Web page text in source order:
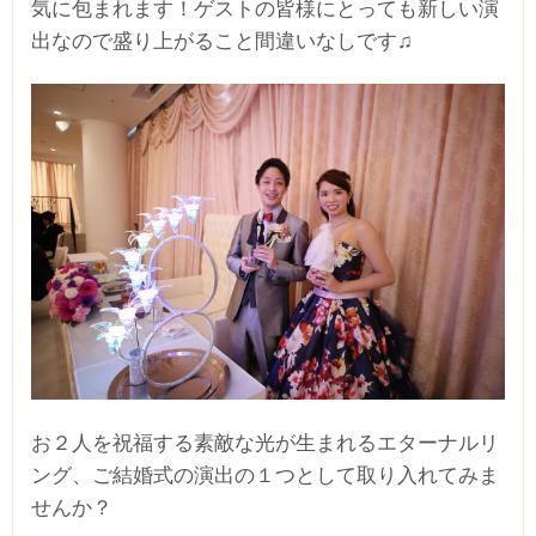
気に包まれます！ゲストの皆様にとっても新しい演
出なので盛り上がること間違いなしです♫
お２人を祝福する素敵な光が生まれるエターナルリ
ング、ご結婚式の演出の１つとして取り入れてみま
せんか？